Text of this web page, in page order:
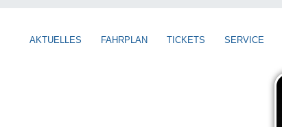
AKTUELLES FAHRPLAN TICKETS SERVICE